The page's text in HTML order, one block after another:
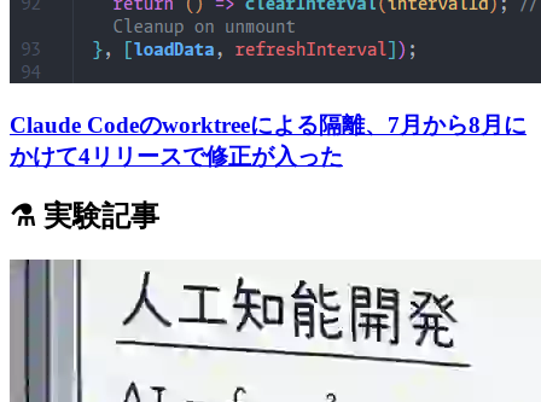
Claude Codeのworktreeによる隔離、7月から8月に
かけて4リリースで修正が入った
⚗️ 実験記事